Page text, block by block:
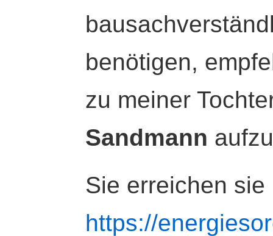
benötigen,
zu meiner
Sandmann
Sie erreichen sie
https://